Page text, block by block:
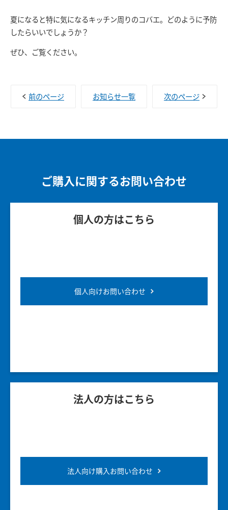
夏になると特に気になるキッチン周りのコバエ。どのように予防
したらいいでしょうか？
ぜひ、ご覧ください。
前のページ お知らせ一覧 次のページ
ご購入に関するお問い合わせ
個人の方はこちら
個人向けお問い合わせ
法人の方はこちら
法人向け購入お問い合わせ